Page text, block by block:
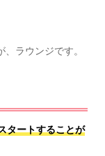
ラウンジです。
タートすることが